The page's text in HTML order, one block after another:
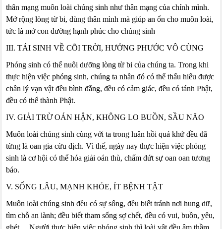
thân mạng muôn loài chúng sinh như thân mạng của chính mình.
Mở rộng lòng từ bi, dùng thân mình mà giúp an ổn cho muôn loài,
tức là mở con đường hạnh phúc cho chúng sinh
III. TÁI SINH VỀ CÕI TRỜI, HƯỞNG PHƯỚC VÔ CÙNG
Phóng sinh có thể nuôi dưỡng lòng từ bi của chúng ta. Trong khi
thực hiện việc phóng sinh, chúng ta nhân đó có thể thấu hiểu được
chân lý vạn vật đều bình đẳng, đều có cảm giác, đều có tánh Phật,
đều có thể thành Phật.
IV. GIẢI TRỪ OÁN HẬN, KHÔNG LO BUỒN, SẦU NÃO
Muôn loài chúng sinh cùng với ta trong luân hồi quá khứ đều đã
từng là oan gia cừu địch. Vì thế, ngày nay thực hiện việc phóng
sinh là cơ hội có thể hóa giải oán thù, chấm dứt sự oan oan tương
báo.
V. SỐNG LÂU, MẠNH KHỎE, ÍT BỆNH TẬT
Muôn loài chúng sinh đều có sự sống, đều biết tránh nơi hung dữ,
tìm chỗ an lành; đều biết tham sống sợ chết, đều có vui, buồn, yêu,
ghét… Người thực hiện việc phóng sinh thì loài vật đều âm thầm